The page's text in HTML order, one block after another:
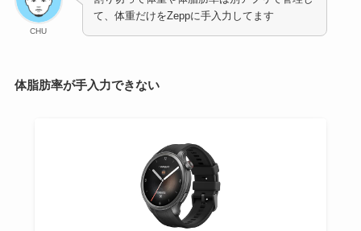
CHU
て、体重だけをZeppに手入力してます
体脂肪率が手入力できない